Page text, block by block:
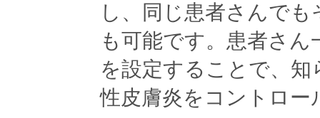
し、同じ患者さんで
も可能です。患者さ
を設定することで、
性皮膚炎をコントロ